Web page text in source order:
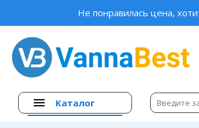
Не понравилась цена,
Каталог